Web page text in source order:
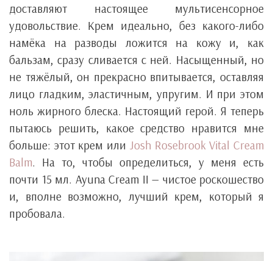
доставляют настоящее мультисенсорное
удовольствие. Крем идеально, без какого-либо
намёка на разводы ложится на кожу и, как
бальзам, сразу сливается с ней. Насыщенный, но
не тяжёлый, он прекрасно впитывается, оставляя
лицо гладким, эластичным, упругим. И при этом
ноль жирного блеска. Настоящий герой. Я теперь
пытаюсь решить, какое средство нравится мне
больше: этот крем или Josh Rosebrook Vital Cream
Balm. На то, чтобы определиться, у меня есть
почти 15 мл. Ayuna Cream II — чистое роскошество
и, вполне возможно, лучший крем, который я
пробовала.